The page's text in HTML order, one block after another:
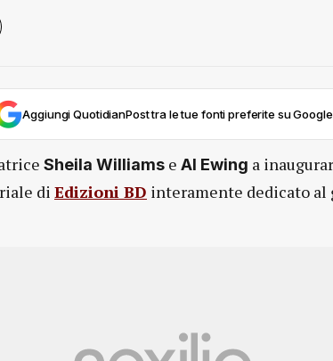
Aggiungi QuotidianPost tra le tue fonti preferite su Google
Sheila Williams e Al Ewing a
di Edizioni BD interamente dedicato